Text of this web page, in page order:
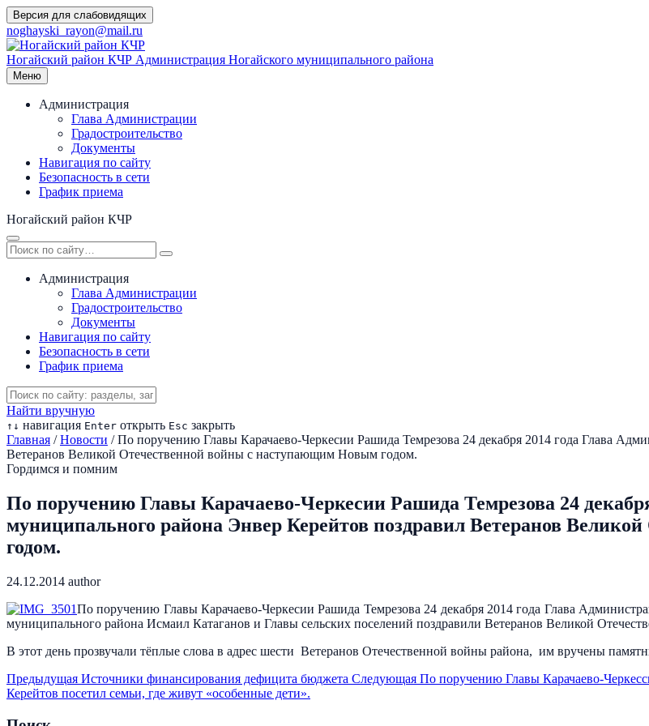
Перейти
к
содержимому
Версия для слабовидящих
noghayski_rayon@mail.ru
Ногайский район КЧР Администрация Ногайского муниципального района
Меню
Администрация
Глава Администрации
Градостроительство
Документы
Навигация по сайту
Безопасность в сети
График приема
Ногайский район КЧР
Администрация
Глава Администрации
Градостроительство
Документы
Навигация по сайту
Безопасность в сети
График приема
Найти вручную
↑ ↓ навигация Enter открыть Esc закрыть
Главная / Новости / По поручению Главы Карачаево-Черкесии Рашида Темрезова 24 декабря 2014 года Глава
Ветеранов Великой Отечественной войны с наступающим Новым годом.
Гордимся и помним
По поручению Главы Карачаево-Черкесии Рашида Темрезова 24
муниципального района Энвер Керейтов поздравил Ветеранов
годом.
24.12.2014 author
По поручению Главы Карачаево-Черкесии Рашида Темрезова 24 декабря 2014 года Глава
муниципального района Исмаил Катаганов и Главы сельских поселений поздравили Ветеранов Великой
В этот день прозвучали тёплые слова в адрес шести Ветеранов Отечественной войны района, им вручены
Предыдущая Источники финансирования дефицита бюджета Следующая По поручению Главы Карачаево-
Керейтов посетил семьи, где живут «особенные дети».